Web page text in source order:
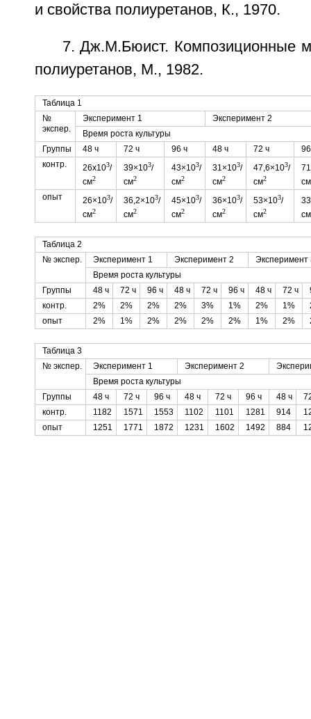
и свойства полиуретанов, К., 1970.
7. Дж.М.Бюист. Композиционные
полиуретанов, М., 1982.
Таблица 1
№
экспер.
Эксперимент 1
Эксперимент 2
Время роста культуры
Группы
48 ч 72 ч 96 ч 48 ч 72 ч
контр.
26х103/
см2
39×103/
см2
43×103/
см2
31×103/
см2
47,6×103/
см2
см
опыт 26×103/
см2
36,2×103/
см2
45×103/
см2
36×103/
см2
53×103/
см2
см
Таблица 2
№ экспер.
Эксперимент 1 Эксперимент 2
Эксперимент
Время роста культуры
Группы
48 ч 72 ч 96 ч 48 ч 72 ч 96 ч 48 ч 72 ч
контр.
2% 2% 2% 2% 3% 1% 2% 1%
опыт
2% 1% 2% 2% 2% 2% 1% 2%
Таблица 3
№ экспер.
Эксперимент 1 Эксперимент 2
Время роста культуры
Группы
48 ч 72 ч 96 ч 48 ч 72 ч 96 ч 48 ч
контр.
1182 1571 1553 1102 1101 1281 914
опыт
1251 1771 1872 1231 1602 1492 884